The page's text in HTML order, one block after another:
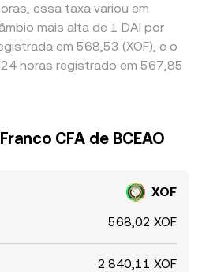
essa taxa variou em
mais alta de 1 DAI por
em 568,53 (XOF), e o
horas registrado em 567,85
CFA de BCEAO
XOF
568,02 XOF
2.840,11 XOF